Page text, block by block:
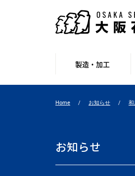
製造・加工
Home お知らせ 和
お知らせ